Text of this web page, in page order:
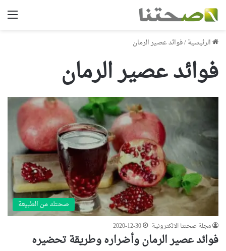
الرئيسية/فوائد عصير الرمان
فوائد عصير الرمان
صحتك من الطبيعة
مجلة صحتنا الالكترونية 2020-12-30
فوائد عصير الرمان وأضراره وطريقة تحضيره